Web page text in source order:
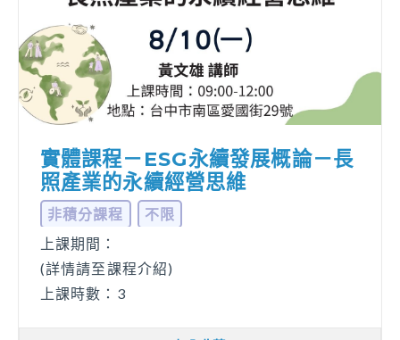
網路課程－原來失智的世界是這
樣-從神經學變化看失智症照顧
及溝通
專業課程 其他
課程積分：1.0
上課期間：
2026-07-01 至 2026-12-31